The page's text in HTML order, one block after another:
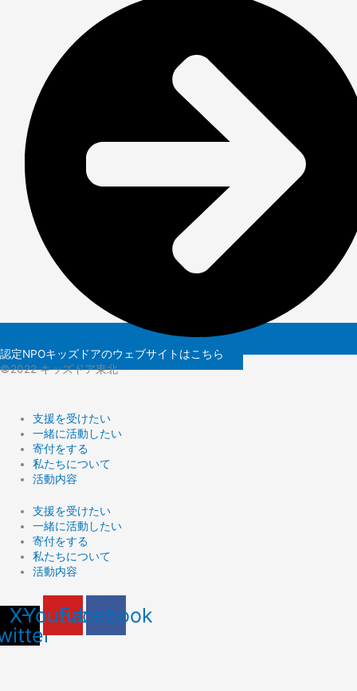
認定NPOキッズドアのウェブサイトはこちら
©️2022 キッズドア東北
支援を受けたい
一緒に活動したい
寄付をする
私たちについて
活動内容
支援を受けたい
一緒に活動したい
寄付をする
私たちについて
活動内容
X-Youtube
Facebook